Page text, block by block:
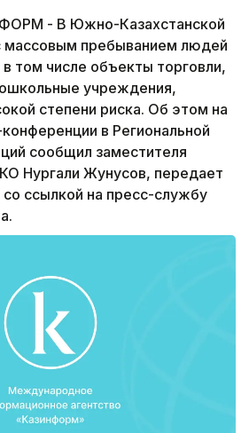
- В Южно-Казахстанской
массовым пребыванием людей
том числе объекты торговли,
учреждения,
степени риска. Об этом на
в Региональной
сообщил заместителя
Нургали Жунусов, передает
ссылкой на пресс-службу